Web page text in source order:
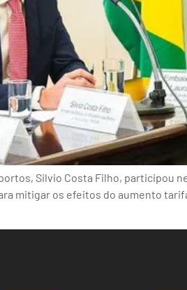
Silvio Costa Filho,
mitigar os efeitos do aumento